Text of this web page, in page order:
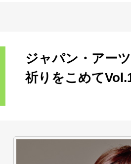
ジャパン・アー
祈りをこめて